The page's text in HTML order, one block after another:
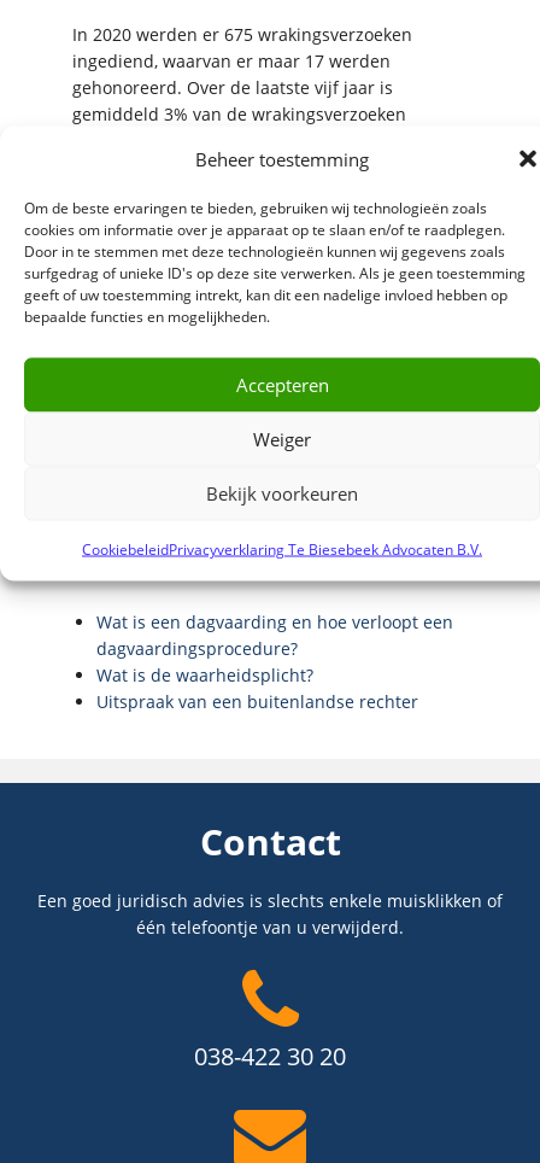
Beheer toestemming
Om de beste ervaringen te bieden, gebruiken wij technologieën zoals
cookies om informatie over je apparaat op te slaan en/of te raadplegen.
Door in te stemmen met deze technologieën kunnen wij gegevens zoals
surfgedrag of unieke ID's op deze site verwerken. Als je geen toestemming
geeft of uw toestemming intrekt, kan dit een nadelige invloed hebben op
bepaalde functies en mogelijkheden.
Accepteren
Weiger
Bekijk voorkeuren
CookiebeleidPrivacyverklaring Te Biesebeek Advocaten B.V.
In 2020 werden er 675 wrakingsverzoeken
ingediend, waarvan er maar 17 werden
gehonoreerd. Over de laatste vijf jaar is
gemiddeld 3% van de wrakingsverzoeken
2020, pagina 66). Uit deze cijfers volgt dus dat
is.
Onafhankelijk en eerlijk proces
De advocaten van Te Biesebeek
of uw procedure onafhankelijk en eerlijk
hebben aan advies op dit gebied, neem dan
Lees ook:
Wat is een dagvaarding en hoe verloopt een
dagvaardingsprocedure?
Wat is de waarheidsplicht?
Uitspraak van een buitenlandse rechter
Contact
Een goed juridisch advies is slechts enkele muisklikken of
één telefoontje van u verwijderd.
038-422 30 20